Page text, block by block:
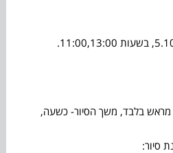
בלבד, משך הסיור- כשעה,
סיור: